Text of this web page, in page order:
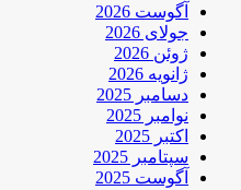
آگوست 2026
جولای 2026
ژوئن 2026
ژانویه 2026
دسامبر 2025
نوامبر 2025
اکتبر 2025
سپتامبر 2025
آگوست 2025